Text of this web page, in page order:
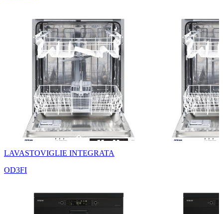
LAVASTOVIGLIE INTEGRATA
OD3FI